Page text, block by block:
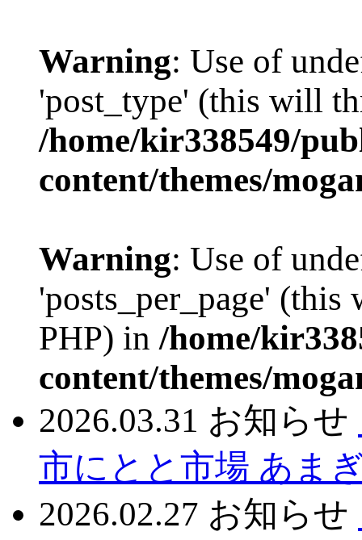
Warning: Use of
'post_type' (this will
/home/kir338549/
content/themes/
Warning: Use of
'posts_per_page'
PHP) in /home/
content/themes/
2026.03.31 お知らせ
市にとと市場 あま
2026.02.27 お知らせ